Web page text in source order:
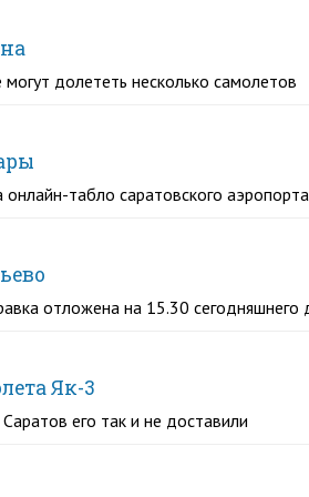
долететь несколько самолетов
табло саратовского аэропорта
отложена на 15.30 сегодняшнего
Як-3
его так и не доставили